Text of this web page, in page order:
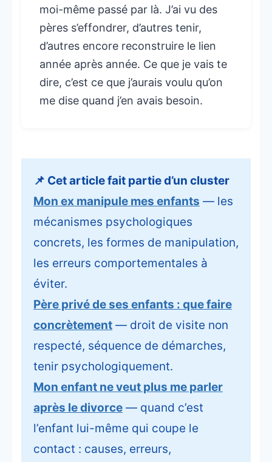
moi-même passé par là. J’ai vu des
pères s’effondrer, d’autres tenir,
d’autres encore reconstruire le lien
année après année. Ce que je vais te
dire, c’est ce que j’aurais voulu qu’on
me dise quand j’en avais besoin.
📌 Cet article fait partie d’un cluster
Mon ex manipule mes enfants — les
mécanismes psychologiques
concrets, les formes de manipulation,
les erreurs comportementales à
éviter.
Père privé de ses enfants : que faire
concrètement — droit de visite non
respecté, séquence de démarches,
tenir psychologiquement.
Mon enfant ne veut plus me parler
après le divorce — quand c’est
l’enfant lui-même qui coupe le
contact : causes, erreurs,